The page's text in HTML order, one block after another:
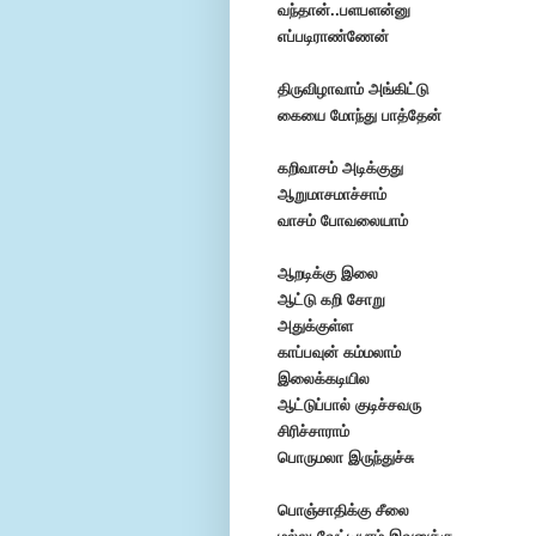
வந்தான்..பளபளன்னு
எப்படிராண்ணேன்
திருவிழாவாம் அங்கிட்டு
கையை மோந்து பாத்தேன்
கறிவாசம் அடிக்குது
ஆறுமாசமாச்சாம்
வாசம் போவலையாம்
ஆறடிக்கு இலை
ஆட்டு கறி சோறு
அதுக்குள்ள
காப்பவுன் கம்மலாம்
இலைக்கடியில
ஆட்டுப்பால் குடிச்சவரு
சிரிச்சாராம்
பொருமலா இருந்துச்சு
பொஞ்சாதிக்கு சீலை